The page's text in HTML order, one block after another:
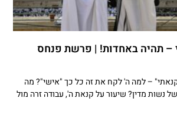
– תהיה באחדות! | פרשת פנחס
– למה ה' לקח את זה כל כך "אישי"? מה
נשות מדין? שיעור על קנאת ה', עבודה זרה מול